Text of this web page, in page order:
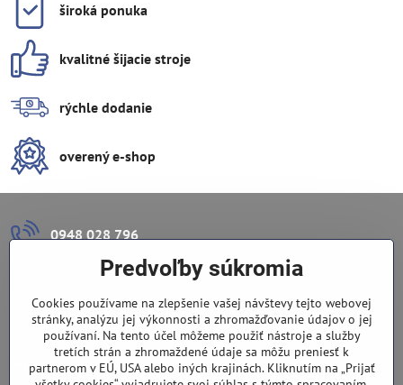
široká ponuka
kvalitné šijacie stroje
rýchle dodanie
overený e-shop
0948 028 796
info​@lazuli​.sk
Lazuli s​.r​.o​.
Predajňa
Predvoľby súkromia
Cookies používame na zlepšenie vašej návštevy tejto webovej
stránky, analýzu jej výkonnosti a zhromažďovanie údajov o jej
používaní. Na tento účel môžeme použiť nástroje a služby
tretích strán a zhromaždené údaje sa môžu preniesť k
partnerom v EÚ, USA alebo iných krajinách. Kliknutím na „Prijať